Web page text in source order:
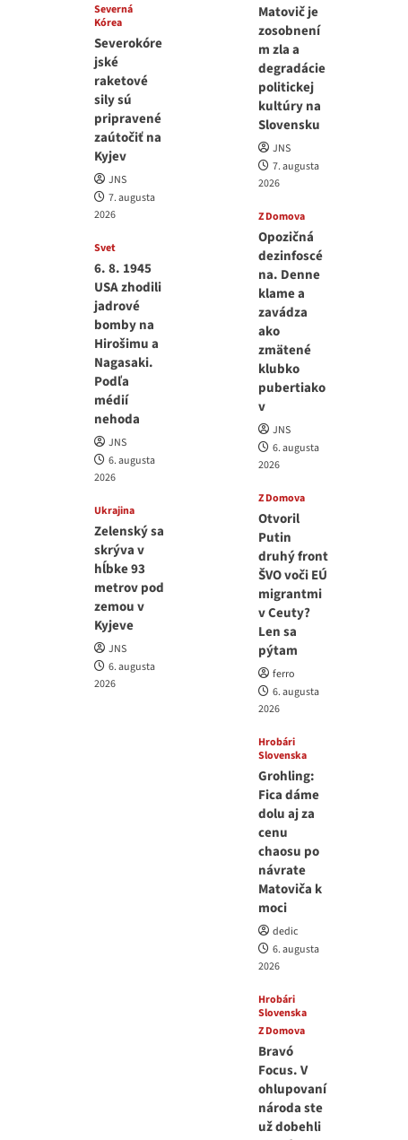
Severná
Kórea
Severokóre
jské
raketové
sily sú
pripravené
zaútočiť na
Kyjev
JNS
7. augusta
2026
Svet
6. 8. 1945
USA zhodili
jadrové
bomby na
Hirošimu a
Nagasaki.
Podľa
médií
nehoda
JNS
6. augusta
2026
Ukrajina
Zelenský sa
skrýva v
hĺbke 93
metrov pod
zemou v
Kyjeve
JNS
6. augusta
2026
Matovič je
zosobnení
m zla a
degradácie
politickej
kultúry na
Slovensku
JNS
7. augusta
2026
Z Domova
Opozičná
dezinfoscé
na. Denne
klame a
zavádza
ako
zmätené
klubko
pubertiako
v
JNS
6. augusta
2026
Z Domova
Otvoril
Putin
druhý front
ŠVO voči EÚ
migrantmi
v Ceuty?
Len sa
pýtam
ferro
6. augusta
2026
Hrobári
Slovenska
Grohling:
Fica dáme
dolu aj za
cenu
chaosu po
návrate
Matoviča k
moci
dedic
6. augusta
2026
Hrobári
Slovenska
Z Domova
Bravó
Focus. V
ohlupovaní
národa ste
už dobehli